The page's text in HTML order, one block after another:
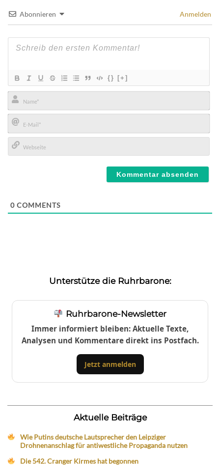
Abonnieren Anmelden
{} [+]
Name*
E-
Mail*
0 COMMENTS
Unterstütze die Ruhrbarone:
Ruhrbarone-Newsletter
Immer informiert bleiben: Aktuelle Texte,
Analysen und Kommentare direkt ins Postfach.
Jetzt anmelden
Aktuelle Beiträge
Wie Putins deutsche Lautsprecher den Leipziger
Drohnenanschlag für antiwestliche Propaganda nutzen
Die 542. Cranger Kirmes hat begonnen